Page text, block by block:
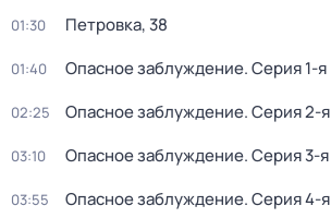
01:30 Петровка, 38
01:40 Опасное заблуждение. Серия 1-я
02:25 Опасное заблуждение. Серия 2-я
03:10 Опасное заблуждение. Серия 3-я
03:55 Опасное заблуждение. Серия 4-я